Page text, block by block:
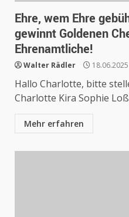
Ehre, wem Ehre
gewinnt Goldenen
Ehrenamtliche!
Walter Rädler 18.06.2025
Hallo Charlotte, bitte
Charlotte Kira Sophie
Mehr erfahren